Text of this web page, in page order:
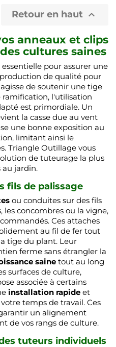
Retour en haut 
anneaux et clips
cultures saines
pour assurer une
de qualité pour
de soutenir une tige
l'utilisation
est primordiale. Un
la casse due au vent
une bonne exposition au
limitant ainsi le
Triangle Outillage vous
de tuteurage la plus
au jardin.
fils de palissage
ou conduites sur des fils
concombres ou la vigne,
Ces attaches
au fil de fer tout
tige du plant. Leur
ferme sans étrangler la
saine tout au long
surfaces de culture,
associée à certains
installation rapide et
temps de travail. Ces
un alignement
de vos rangs de culture.
tuteurs individuels